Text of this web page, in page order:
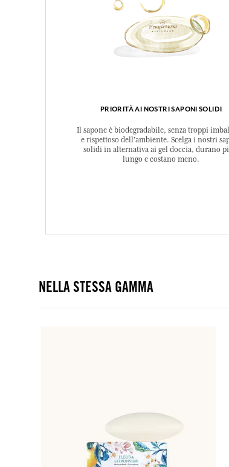
PRIORITÀ AI NOSTRI SAPONI SOLIDI
Il sapone è biodegradabile, senza troppi
e rispettoso dell'ambiente. Scelga i nostri
solidi in alternativa ai gel doccia, durano
lungo e costano meno.
NELLA STESSA GAMMA